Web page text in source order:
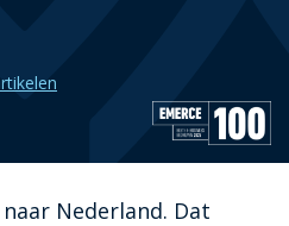
Nederland. Dat